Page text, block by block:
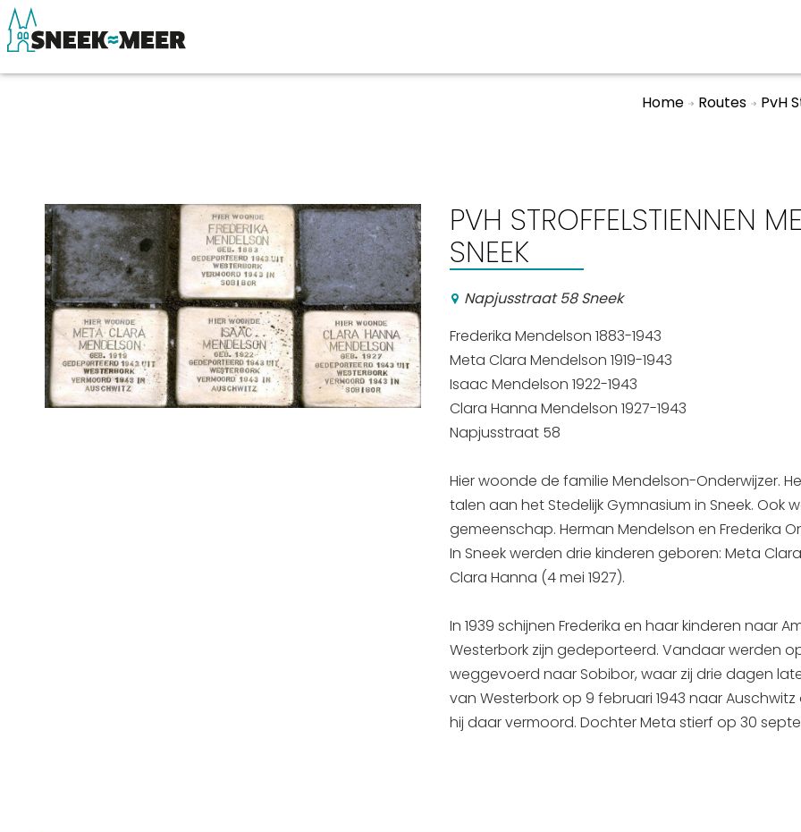
Praktische informatie
Toeristische informatie
Bezienswaardigheden
Watersport
Overnachten
Winkelen
Jouw Sneek
Other languages
Home Routes PvH
PVH STROFFELSTIENNEN
SNEEK
Napjusstraat 58 Sneek
Frederika Mendelson 1883-1943
Meta Clara Mendelson 1919-1943
Isaac Mendelson 1922-1943
Clara Hanna Mendelson 1927-1943
Napjusstraat 58
Hier woonde de familie Mendelson-Onderwijzer.
talen aan het Stedelijk Gymnasium in Sneek. Ook
gemeenschap. Herman Mendelson en Frederika
In Sneek werden drie kinderen geboren: Meta
Clara Hanna (4 mei 1927).
In 1939 schijnen Frederika en haar kinderen naar
Westerbork zijn gedeporteerd. Vandaar werden
weggevoerd naar Sobibor, waar zij drie dagen
van Westerbork op 9 februari 1943 naar
hij daar vermoord. Dochter Meta stierf op 30